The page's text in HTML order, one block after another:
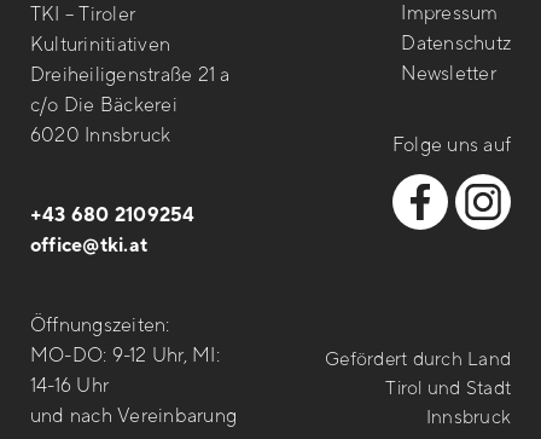
TKI – Tiroler
Kulturinitiativen
Dreiheiligenstraße 21 a
c/o Die Bäckerei
6020 Innsbruck
+43 680 2109254
office@tki.at
Öffnungszeiten:
MO-DO: 9-12 Uhr, MI:
14-16 Uhr
und nach Vereinbarung
Impressum
Datenschutz
Newsletter
Folge uns auf
Gefördert durch Land
Tirol und Stadt
Innsbruck